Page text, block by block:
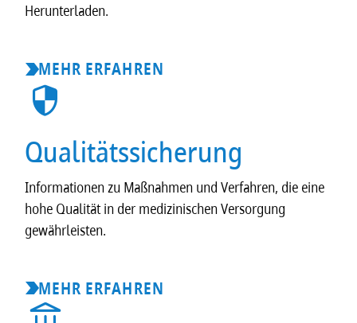
Herunterladen.
MEHR ERFAHREN
Qualitätssicherung
Informationen zu Maßnahmen und Verfahren, die eine
hohe Qualität in der medizinischen Versorgung
gewährleisten.
MEHR ERFAHREN